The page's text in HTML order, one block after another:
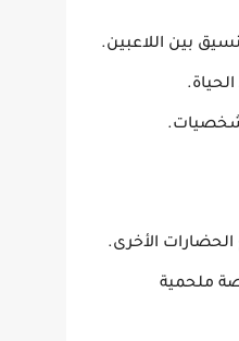
بين اللاعبين.
الأخرى.
ملحمية